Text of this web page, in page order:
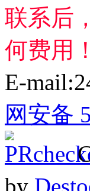
联系后
何费用！
E-
网安备
by